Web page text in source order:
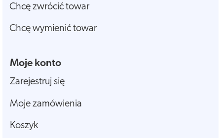
Chcę zwrócić towar
Chcę wymienić towar
Moje konto
Zarejestruj się
Moje zamówienia
Koszyk